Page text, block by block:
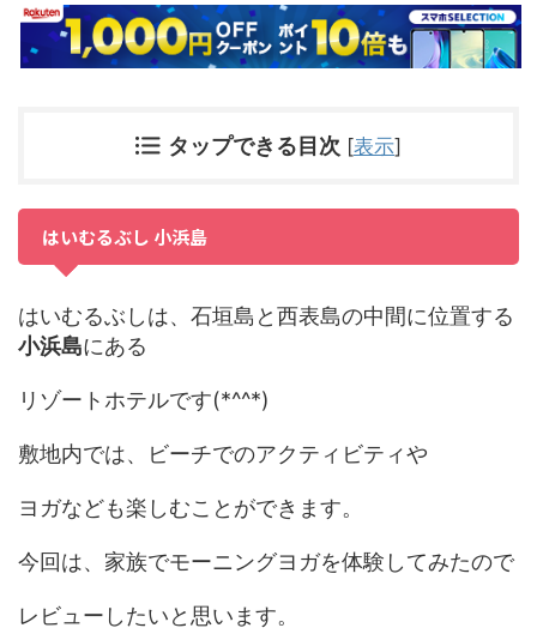
タップできる目次 [表示]
はいむるぶし 小浜島
はいむるぶしは、石垣島と西表島の中間に位置する
小浜島にある
リゾートホテルです(*^^*)
敷地内では、ビーチでのアクティビティや
ヨガなども楽しむことができます。
今回は、家族でモーニングヨガを体験してみたので
レビューしたいと思います。